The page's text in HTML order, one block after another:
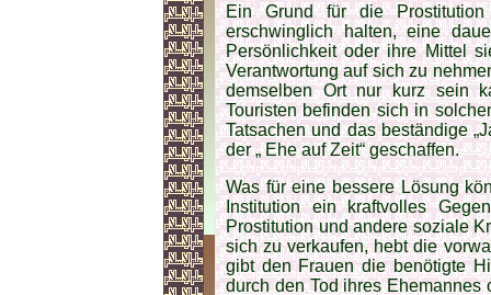
Ein Grund für die
erschwinglich halten, eine
Persönlichkeit oder ihre Mittel
Ver­antwortung auf sich zu
demselben Ort nur kurz sein
Touristen befinden sich in
Tatsachen und das beständige
der „ Ehe auf Zeit“ geschaffen.
Was für eine bessere Lösung
Institution ein kraftvolles
Prostitution und andere soziale
sich zu verkaufen, hebt die
gibt den Frauen die benötigte
durch den Tod ihres